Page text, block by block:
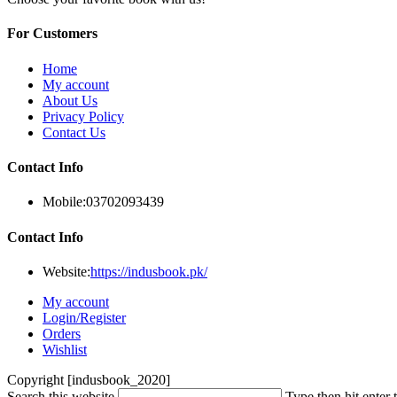
For Customers
Home
My account
About Us
Privacy Policy
Contact Us
Contact Info
Mobile:03702093439
Contact Info
Website:https://indusbook.pk/
My account
Login/Register
Orders
Wishlist
Copyright [indusbook_2020]